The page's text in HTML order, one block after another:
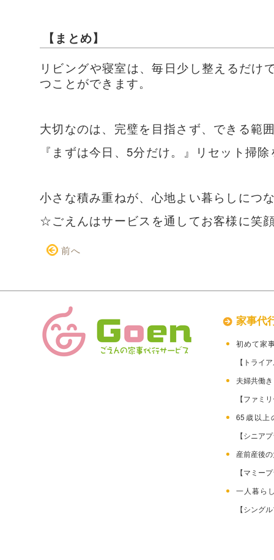
【まとめ】
リビングや寝室は、毎日少し整えるだけ
つことができます。
大切なのは、完璧を目指さず、できる範
『まずは今日、5分だけ。』リセット掃
小さな積み重ねが、心地よい暮らしにつ
☆ごえんはサービスを通してお客様に笑
前へ
家事代
初めて家
【トライ
夫婦共働
【ファミ
65歳以
【シニア
産前産
【マミー
一人暮
【シング